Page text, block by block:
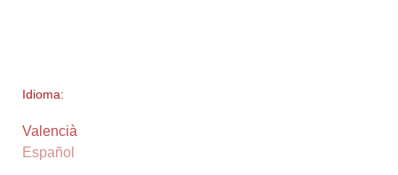
Idioma:
Valencià
Español